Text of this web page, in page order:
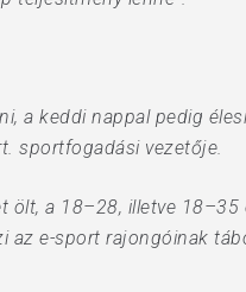
a keddi nappal pedig
sportfogadási vezetője.
ölt, a 18–28, illetve 18–35
az e-sport rajongóinak